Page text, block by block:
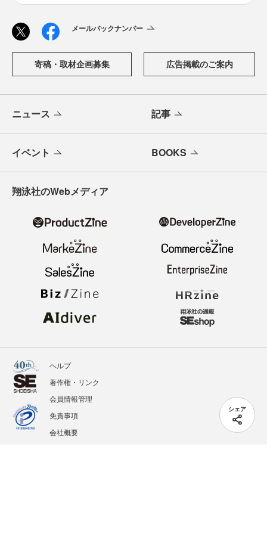
シェア
メールバックナンバー
寄稿・取材企画募集 広告掲載のご案内
ニュース 記事
イベント BOOKS
翔泳社のWebメディア
ヘルプ
著作権・リンク
会員情報管理
免責事項
会社概要